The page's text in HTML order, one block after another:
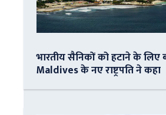
भारतीय सैनिकों को हटाने के लिए
Maldives के नए राष्ट्रपति ने कहा